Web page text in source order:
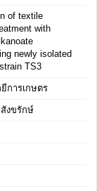
of textile
with
newly isolated
TS3
การเกษตร
งขรักษ์